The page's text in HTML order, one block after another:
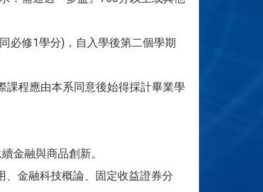
必修1學分)，自入學後第二個學期
程應由本系同意後始得採計畢業學
金融與商品創新。
金融科技概論、固定收益證券分